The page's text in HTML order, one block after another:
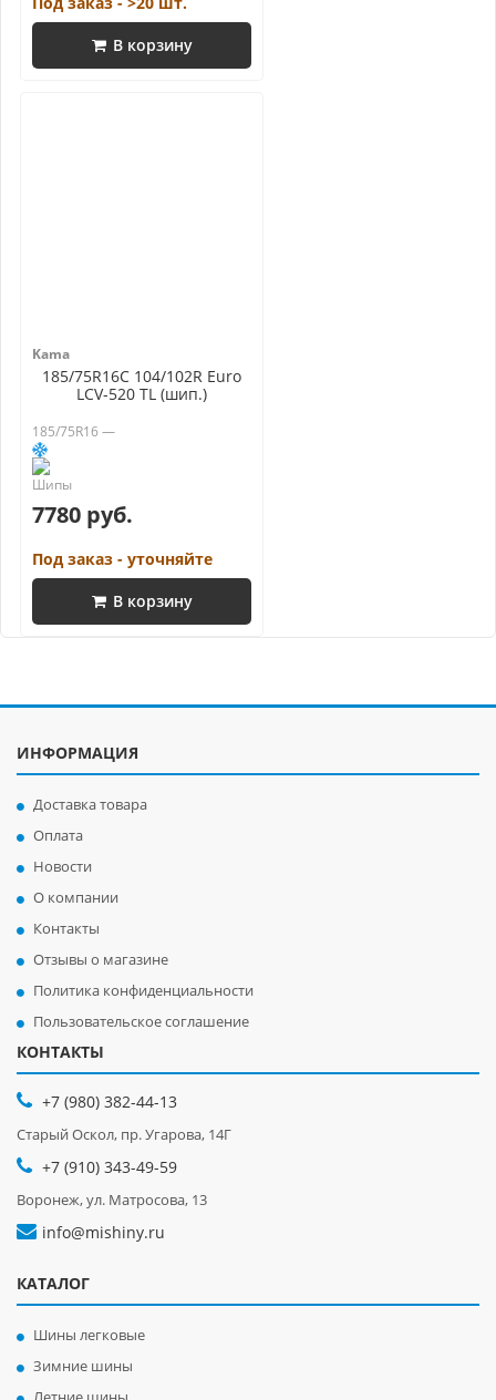
В корзину
Kama
185/75R16C 104/102R Euro
LCV-520 TL (шип.)
185/75R16 —
7780 руб.
Под заказ - уточняйте
В корзину
ИНФОРМАЦИЯ
Доставка товара
Оплата
Новости
О компании
Контакты
Отзывы о магазине
Политика конфиденциальности
Пользовательское соглашение
КОНТАКТЫ
+7 (980) 382-44-13
Старый Оскол, пр. Угарова, 14Г
+7 (910) 343-49-59
Воронеж, ул. Матросова, 13
info@mishiny.ru
КАТАЛОГ
Шины легковые
Зимние шины